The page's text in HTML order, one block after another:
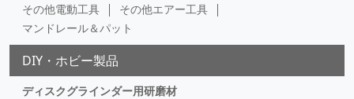
その他電動工具
その他エアー工具
マンドレール＆パット
DIY・ホビー製品
ディスクグラインダー用研磨材